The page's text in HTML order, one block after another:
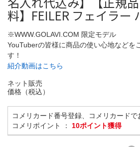
料】FEILER フェイラー
※WWW.GOLAVI.COM 限定モデル
YouTuberの皆様に商品の使い心地などを
す！
紹介動画はこちら
ネット販売
価格（税込）
コメリカード番号登録、コメリカードで
コメリポイント ： 10ポイント獲得